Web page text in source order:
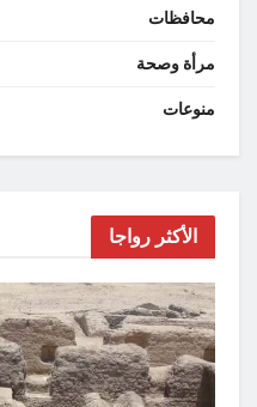
محافظات
مرأة وصحة
منوعات
الأكثر رواجا